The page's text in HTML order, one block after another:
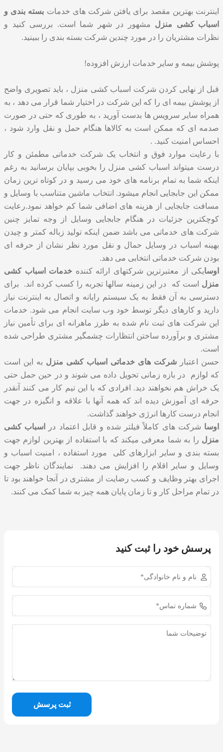
اینترنت بهترین مقصد برای یافتن شرکت های خدمات بسته بندی و
اسباب کشی منزل مشهور در شهر شما است. بررسی کنید و
نظرات مشتریان را در مورد چندین شرکت بسته بندی را ببینید.
پوشش بیمه و سایر خدمات ارزش افزوده!
قبل از نهایی کردن شرکت اسباب کشی منزل ، باید تصویری واضح
از پوشش بیمه ای را که این شرکت در اختیار شما قرار می دهد ، به
همراه سایر سرویس ها بدست آورید ، به طوری که حتی در صورت
صدمه ای که ممکن است به کالاها هنگام حمل و نقل وارد شود ،
احساس امنیت کنید. .
با رعایت موارد فوق و انتخاب یک شرکت خدماتی مطمئن و کار
درست میتواند اسباب کشی منزل را بخوبی بپایان برسانید به رغم
اینکه شما به تمام برنامه های خود می رسید و در کوتاه ترین زمان
ممکن این جابجایی انجام میشود. انتخاب ماشین متناسب با وسایل و
مسافت جابجایی از هزینه های اضافی شما کم خواهد نمود.رعایت
کوچکترین جزئیات در هنگام جابجایی وسایل از وجه تمایز چنین
شرکت های خدماتی می باشد ضمن اینکه تولید زباله کمتر و چیدن
بهینه اسباب در وسایل حمال و نقل مورد نظر نشان از حرفه ای
بودن شرکت خدماتی انتخابی می دهد.
اوسایکی از معتبرترین شرکتهای ارائه کننده خدمات اسباب کشی
منزل است که در این زمینه سالها تجربه را کسب کرده اند. برای
دسترسی به آن فقط به یک سیستم رایانه و اتصال به اینترنت نیاز
دارید و کارهای دیگر توسط خود وب سایت انجام می شود. خدمات
این شرکت های ثبت نام شده به طرز ماهرانه ای برای تأمین نیاز
مشتری و برآورده ساختن انتظارات چشمگیر مشتری طراحی شده
است.
حسن اعتبار شرکت های خدماتی اسباب کشی منزل به این است
که لوازم در بازه زمانی تحویل داده می شوند و در حین حمل حتی
یک خراش هم نخواهند دید. افرادی که با این تیم کار می کنند آنقدر
حرفه ای آموزش دیده اند که همه آنها با علاقه و انگیزه در جهت
انجام درست کارها انرژی خواهند گذاشت.
اوسا شرکت های کاملاً فیلتر شده و قابل اعتماد در
اسباب کشی
منزل را به شما معرفی میکند که با استفاده از بهترین لوازم جهت
بسته بندی و سایر ابزارهای کلی مورد استفاده ، امنیت اسباب و
وسایل و سایر اقلام را افزایش می دهند. نمایندگان ناظر جهت
اجرای بهتر وظایف و کسب رضایت از مشتری در آنجا خواهند بود تا
در تمام مراحل کار و تا زمان پایان همه چیز به شما کمک می کنند.
پرسش خود را ثبت کنید
ثبت پرسش